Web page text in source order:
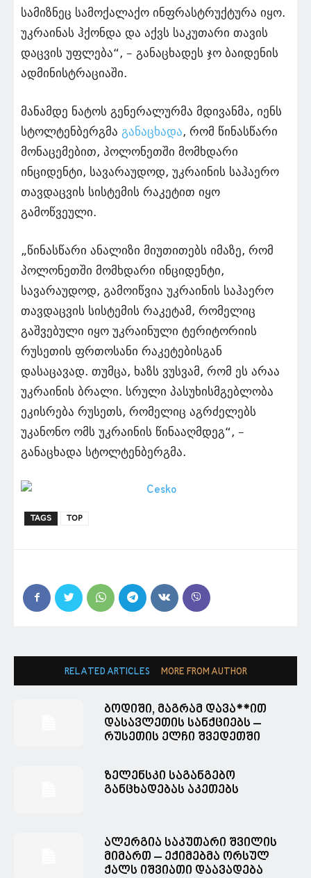
სამიზნეც სამოქალაქო ინფრასტრუქტურა იყო.
უკრაინას ჰქონდა და აქვს საკუთარი თავის
დაცვის უფლება“, – განაცხადეს ჯო ბაიდენის
ადმინისტრაციაში.
მანამდე ნატოს გენერალურმა მდივანმა, იენს
სტოლტენბერგმა განაცხადა, რომ წინასწარი
მონაცემებით, პოლონეთში მომხდარი
ინციდენტი, სავარაუდოდ, უკრაინის საჰაერო
თავდაცვის სისტემის რაკეტით იყო
გამოწვეული.
„წინასწარი ანალიზი მიუთითებს იმაზე, რომ
პოლონეთში მომხდარი ინციდენტი,
სავარაუდოდ, გამოიწვია უკრაინის საჰაერო
თავდაცვის სისტემის რაკეტამ, რომელიც
გაშვებული იყო უკრაინული ტერიტორიის
რუსეთის ფრთოსანი რაკეტებისგან
დასაცავად. თუმცა, ხაზს ვუსვამ, რომ ეს არაა
უკრაინის ბრალი. სრული პასუხისმგებლობა
ეკისრება რუსეთს, რომელიც აგრძელებს
უკანონო ომს უკრაინის წინააღმდეგ“, –
განაცხადა სტოლტენბერგმა.
TAGS TOP
RELATED ARTICLES MORE FROM AUTHOR
ბოდიში, მაგრამ დავა**ით
დასავლეთის სანქციებს –
რუსეთის ელჩი შვედეთში
ზელენსკი საგანგებო
განცხადებას აკეთებს
ალერგია საკუთარი შვილის
მიმართ – ექიმებმა ორსულ
ქალს იშვიათი დაავადება